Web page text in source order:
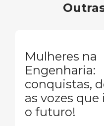
Mulheres na
Engenharia:
conquistas,
as vozes
o futuro!